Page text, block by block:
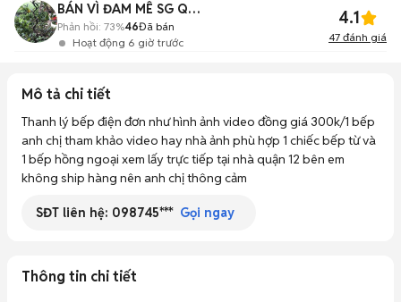
BÁN VÌ ĐAM MÊ SG QUẬN12
Hoạt động 6 giờ trước
Phản hồi: 73%46Đã bán 4.1
47 đánh giá
Mô tả chi tiết
Thanh lý bếp điện đơn như hình ảnh video đồng giá 300k/1 bếp
anh chị tham khảo video hay nhà ảnh phù hợp 1 chiếc bếp từ và
1 bếp hồng ngoại xem lấy trực tiếp tại nhà quận 12 bên em
không ship hàng nên anh chị thông cảm
SĐT liên hệ: 098745*** Gọi ngay
Thông tin chi tiết